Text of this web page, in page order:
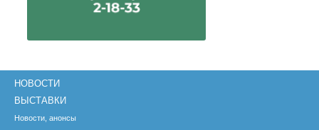
НОВОСТИ
ВЫСТАВКИ
Новости, анонсы